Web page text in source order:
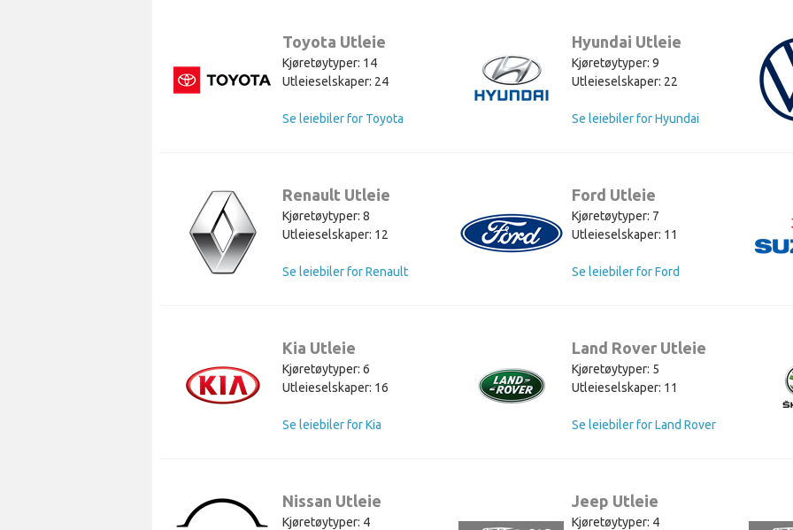
Toyota Utleie
Kjøretøytyper: 14
Utleieselskaper: 24
Se leiebiler for Toyota
Hyundai Utleie
Kjøretøytyper: 9
Utleieselskaper: 22
Se leiebiler for Hyundai
Renault Utleie
Kjøretøytyper: 8
Utleieselskaper: 12
Se leiebiler for Renault
Ford Utleie
Kjøretøytyper: 7
Utleieselskaper: 11
Se leiebiler for Ford
Kia Utleie
Kjøretøytyper: 6
Utleieselskaper: 16
Se leiebiler for Kia
Land Rover Utleie
Kjøretøytyper: 5
Utleieselskaper: 11
Se leiebiler for Land Rover
Nissan Utleie
Kjøretøytyper: 4
Jeep Utleie
Kjøretøytyper: 4